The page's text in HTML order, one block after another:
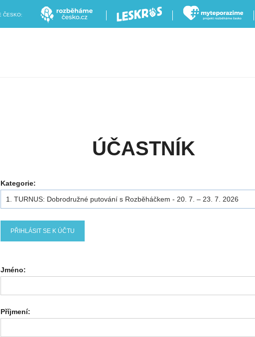
ČESKO:
ÚČASTNÍK
Kategorie:
1. TURNUS: Dobrodružné putování s Rozběháčkem - 20. 7. – 23. 7. 2026
PŘIHLÁSIT SE K ÚČTU
Jméno:
Příjmení: